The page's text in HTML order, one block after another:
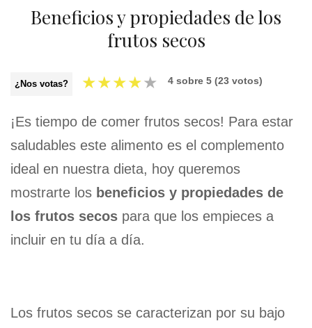
Beneficios y propiedades de los
frutos secos
¿Nos votas? ★★★★★ 4 sobre 5 (23 votos)
¡Es tiempo de comer frutos secos! Para estar
saludables este alimento es el complemento
ideal en nuestra dieta, hoy queremos
mostrarte los beneficios y propiedades de
los frutos secos para que los empieces a
incluir en tu día a día.
Los frutos secos se caracterizan por su bajo